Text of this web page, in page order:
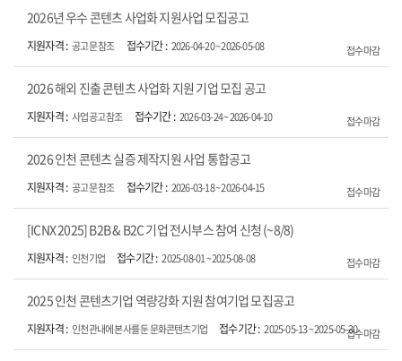
2026년 우수 콘텐츠 사업화 지원사업 모집공고
공고문 참조 2026-04-20 ~ 2026-05-08 접수마감
2026 해외 진출 콘텐츠 사업화 지원 기업 모집 공고
사업공고 참조 2026-03-24 ~ 2026-04-10 접수마감
2026 인천 콘텐츠 실증 제작지원 사업 통합공고
공고문 참조 2026-03-18 ~ 2026-04-15 접수마감
[ICNX 2025] B2B & B2C 기업 전시부스 참여 신청 (~8/8)
인천기업 2025-08-01 ~ 2025-08-08 접수마감
2025 인천 콘텐츠기업 역량강화 지원 참여기업 모집공고
인천관내에 본사를 둔 문화콘텐츠기업 2025-05-13 ~ 2025-05-30접수마감